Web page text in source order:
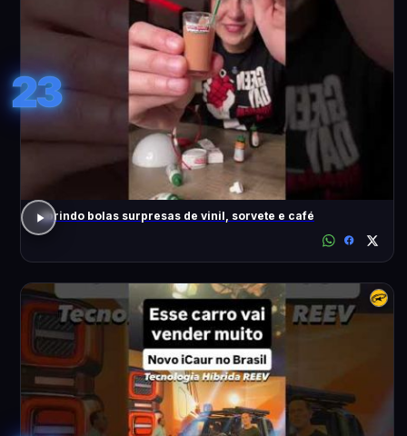
23
abrindo bolas surpresas de vinil, sorvete e café